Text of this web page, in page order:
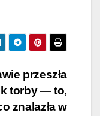
przeszła
torby — to,
znalazła w